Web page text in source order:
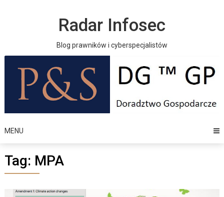
Radar Infosec
Blog prawników i cyberspecjalistów
MENU
Tag: MPA